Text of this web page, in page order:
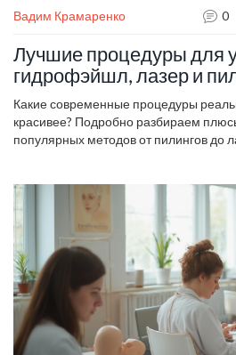
Вадим Крамаренко 0
Лучшие процедуры для
гидрофэйшл, лазер и
Какие современные процедуры
красивее? Подробно разбираем
популярных методов от пилингов до